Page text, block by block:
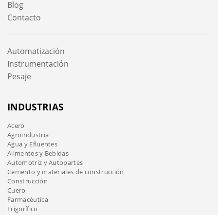
Blog
Contacto
Automatización
Instrumentación
Pesaje
INDUSTRIAS
Acero
Agroindustria
Agua y Efluentes
Alimentos y Bebidas
Automotriz y Autopartes
Cemento y materiales de construcción
Construcción
Cuero
Farmacéutica
Frigorífico